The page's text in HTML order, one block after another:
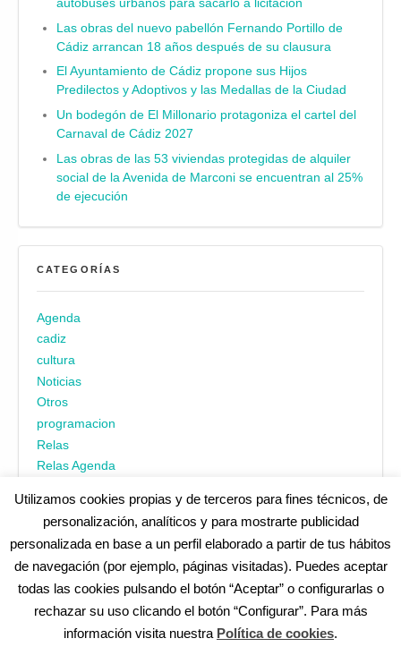
autobuses urbanos para sacarlo a licitación
Las obras del nuevo pabellón Fernando Portillo de
Cádiz arrancan 18 años después de su clausura
El Ayuntamiento de Cádiz propone sus Hijos
Predilectos y Adoptivos y las Medallas de la Ciudad
Un bodegón de El Millonario protagoniza el cartel del
Carnaval de Cádiz 2027
Las obras de las 53 viviendas protegidas de alquiler
social de la Avenida de Marconi se encuentran al 25%
de ejecución
CATEGORÍAS
Agenda
cadiz
cultura
Noticias
Otros
programacion
Relas
Relas Agenda
¿No encuentras alguna cosa? Echa un vistazo encadiz.es|
Aviso legal| Política de privacidad|Accesibilidad| Política de
Utilizamos cookies propias y de terceros para fines técnicos, de
personalización, analíticos y para mostrarte publicidad
personalizada en base a un perfil elaborado a partir de tus hábitos
de navegación (por ejemplo, páginas visitadas). Puedes aceptar
todas las cookies pulsando el botón “Aceptar” o configurarlas o
rechazar su uso clicando el botón “Configurar”. Para más
información visita nuestra Política de cookies.